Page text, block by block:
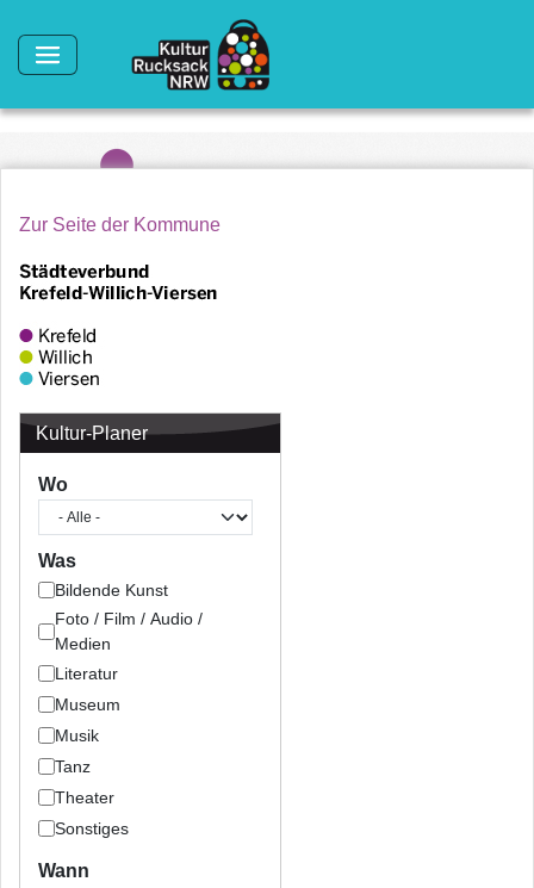
Zur Seite der Kommune
Kultur-Planer
Wo
Was
Bildende Kunst
Foto / Film / Audio /
Medien
Literatur
Museum
Musik
Tanz
Theater
Sonstiges
Wann